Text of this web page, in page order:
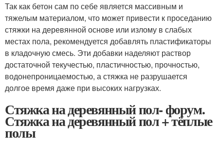
Так как бетон сам по себе является массивным и
тяжелым материалом, что может привести к проседанию
стяжки на деревянной основе или излому в слабых
местах пола, рекомендуется добавлять пластификаторы
в кладочную смесь. Эти добавки наделяют раствор
достаточной текучестью, пластичностью, прочностью,
водонепроницаемостью, а стяжка не разрушается
долгое время даже при высоких нагрузках.
Стяжка на деревянный пол- форум.
Стяжка на деревянный пол + тёплые
полы